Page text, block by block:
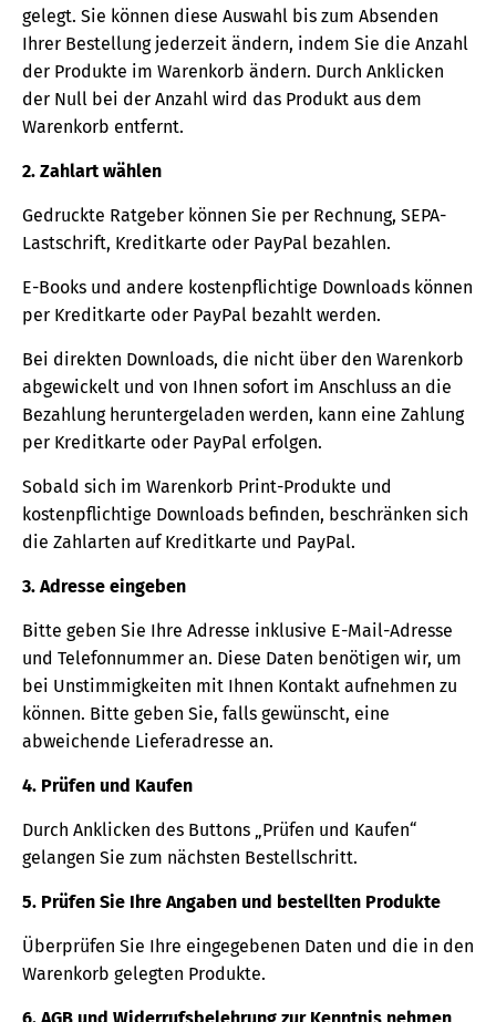
gelegt. Sie können diese Auswahl bis zum Absenden
Ihrer Bestellung jederzeit ändern, indem Sie die Anzahl
der Produkte im Warenkorb ändern. Durch Anklicken
der Null bei der Anzahl wird das Produkt aus dem
Warenkorb entfernt.
2. Zahlart wählen
Gedruckte Ratgeber können Sie per Rechnung, SEPA-
Lastschrift, Kreditkarte oder PayPal bezahlen.
E-Books und andere kostenpflichtige Downloads können
per Kreditkarte oder PayPal bezahlt werden.
Bei direkten Downloads, die nicht über den Warenkorb
abgewickelt und von Ihnen sofort im Anschluss an die
Bezahlung heruntergeladen werden, kann eine Zahlung
per Kreditkarte oder PayPal erfolgen.
Sobald sich im Warenkorb Print-Produkte und
kostenpflichtige Downloads befinden, beschränken sich
die Zahlarten auf Kreditkarte und PayPal.
3. Adresse eingeben
Bitte geben Sie Ihre Adresse inklusive E-Mail-Adresse
und Telefonnummer an. Diese Daten benötigen wir, um
bei Unstimmigkeiten mit Ihnen Kontakt aufnehmen zu
können. Bitte geben Sie, falls gewünscht, eine
abweichende Lieferadresse an.
4. Prüfen und Kaufen
Durch Anklicken des Buttons „Prüfen und Kaufen“
gelangen Sie zum nächsten Bestellschritt.
5. Prüfen Sie Ihre Angaben und bestellten Produkte
Überprüfen Sie Ihre eingegebenen Daten und die in den
Warenkorb gelegten Produkte.